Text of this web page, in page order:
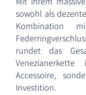
sowohl als
Kombination
rundet das
Accessoire,
Investition.